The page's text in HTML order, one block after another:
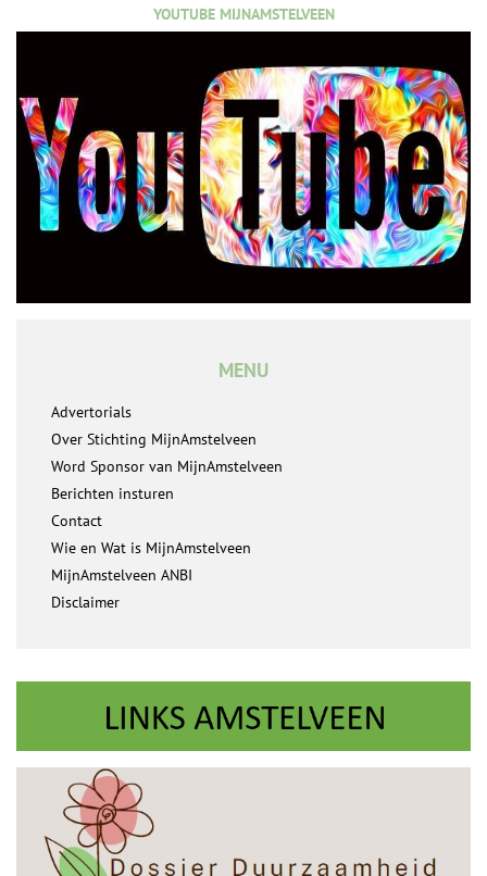
YOUTUBE MIJNAMSTELVEEN
MENU
Advertorials
Over Stichting MijnAmstelveen
Word Sponsor van MijnAmstelveen
Berichten insturen
Contact
Wie en Wat is MijnAmstelveen
MijnAmstelveen ANBI
Disclaimer